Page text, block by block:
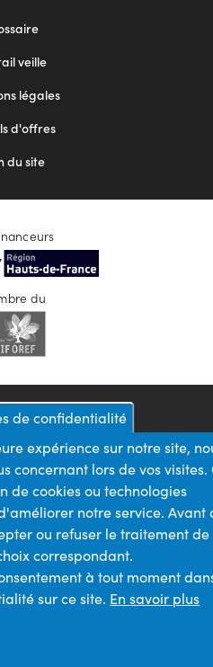
veille
légales
d'offres
du site
du
de confidentialité
expérience sur notre site,
concernant lors de vos visites.
de cookies ou technologies
notre service. Avant
ou refuser le traitement de
correspondant.
à tout moment
sur ce site. En savoir plus